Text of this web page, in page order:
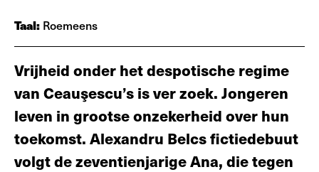
Taal: Roemeens
Vrijheid onder het despotische regime
van Ceauşescu’s is ver zoek. Jongeren
leven in grootse onzekerheid over hun
toekomst. Alexandru Belcs fictiedebuut
volgt de zeventienjarige Ana, die tegen